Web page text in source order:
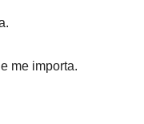
me importa.